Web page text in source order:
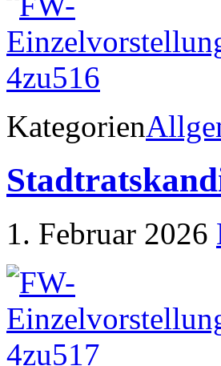
Kategorien
1. Februar 2026